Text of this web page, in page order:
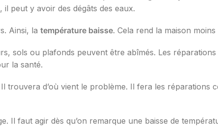
peut y avoir des dégâts des eaux.
Ainsi, la température baisse. Cela rend la maison
sols ou plafonds peuvent être abîmés. Les réparations
la santé.
trouvera d’où vient le problème. Il fera les réparations
Il faut agir dès qu’on remarque une baisse de